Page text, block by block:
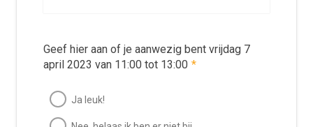
Geef hier aan of je aanwezig bent vrijdag 7
april 2023 van 11:00 tot 13:00 *
Ja leuk!